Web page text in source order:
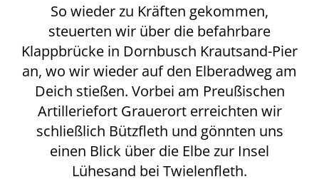
So wieder zu Kräften gekommen,
steuerten wir über die befahrbare
Klappbrücke in Dornbusch Krautsand-Pier
an, wo wir wieder auf den Elberadweg am
Deich stießen. Vorbei am Preußischen
Artilleriefort Grauerort erreichten wir
schließlich Bützfleth und gönnten uns
einen Blick über die Elbe zur Insel
Lühesand bei Twielenfleth.